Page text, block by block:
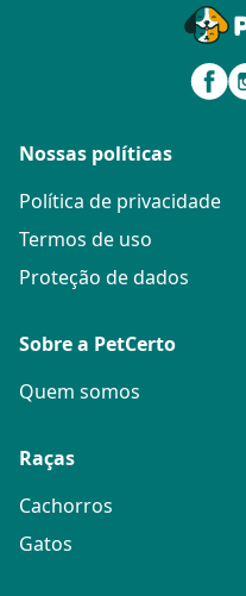
Nossas políticas
Política de privacidade
Termos de uso
Proteção de dados
Sobre a PetCerto
Quem somos
Raças
Cachorros
Gatos